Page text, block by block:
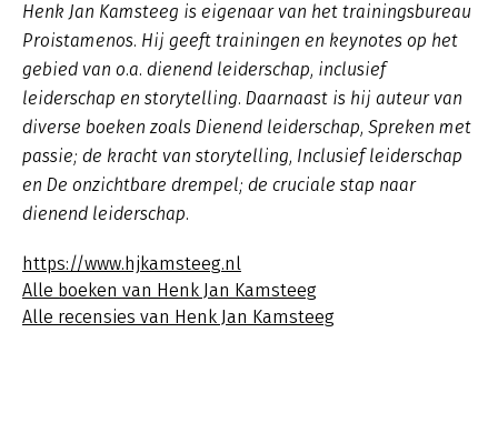
Henk Jan Kamsteeg is eigenaar van het trainingsbureau
Proistamenos. Hij geeft trainingen en keynotes op het
gebied van o.a. dienend leiderschap, inclusief
leiderschap en storytelling. Daarnaast is hij auteur van
diverse boeken zoals Dienend leiderschap, Spreken met
passie; de kracht van storytelling, Inclusief leiderschap
en De onzichtbare drempel; de cruciale stap naar
dienend leiderschap.
https://www.hjkamsteeg.nl
Alle boeken van Henk Jan Kamsteeg
Alle recensies van Henk Jan Kamsteeg